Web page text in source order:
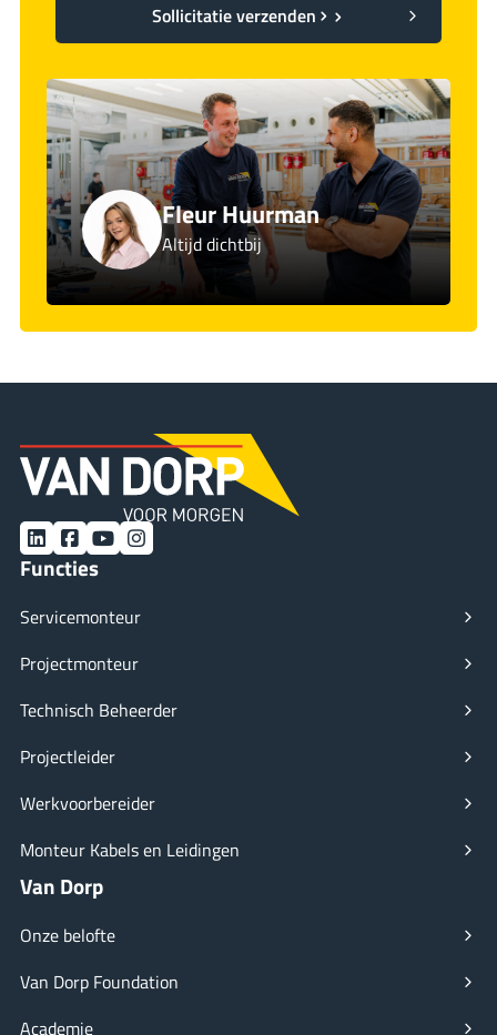
Fleur Huurman
Altijd dichtbij
Sollicitatie verzenden
LinkedIn Facebook YouTube Instagram
Functies
Servicemonteur
Projectmonteur
Technisch Beheerder
Projectleider
Werkvoorbereider
Monteur Kabels en Leidingen
Van Dorp
Onze belofte
Van Dorp Foundation
Academie